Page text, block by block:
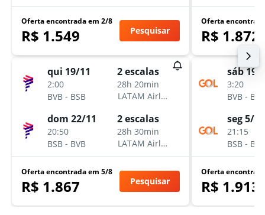
Oferta encontrada em 2/8
R$ 1.549 Pesquisar
qui 19/11
2:00
BVB - BSB
2 escalas
28h 20min
LATAM Airlines
dom 22/11
20:50
BSB - BVB
2 escalas
28h 30min
LATAM Airlines
Oferta encontrada em 5/8
R$ 1.867 Pesquisar
Oferta
R$ 1.872
sáb 19/
3:20
BVB - BSB
seg 5/10
21:15
BSB - BVB
Oferta
R$ 1.913